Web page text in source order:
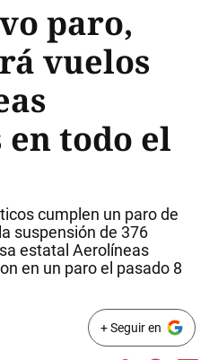
paro,
vuelos
todo el
cumplen un paro de
suspensión de 376
estatal Aerolíneas
en un paro el pasado 8
+ Seguir en